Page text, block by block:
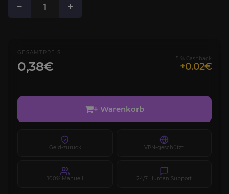
− +
GESAMTPREIS
0,38€
5 % Cashback
+0.02€
+ Warenkorb
Geld-zurück VPN-geschützt
100% Manuell 24/7 Human Support